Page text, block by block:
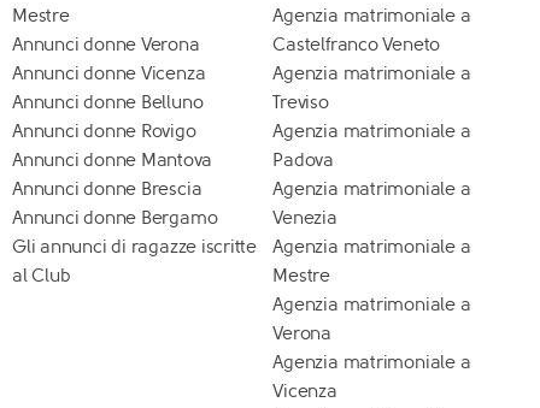
Mestre
Annunci donne Verona
Annunci donne Vicenza
Annunci donne Belluno
Annunci donne Rovigo
Annunci donne Mantova
Annunci donne Brescia
Annunci donne Bergamo
Gli annunci di ragazze iscritte
al Club
Agenzia matrimoniale a
Castelfranco Veneto
Agenzia matrimoniale a
Treviso
Agenzia matrimoniale a
Padova
Agenzia matrimoniale a
Venezia
Agenzia matrimoniale a
Mestre
Agenzia matrimoniale a
Verona
Agenzia matrimoniale a
Vicenza